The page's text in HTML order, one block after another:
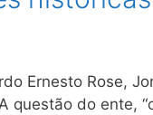
Ernesto Rose,
do ente,